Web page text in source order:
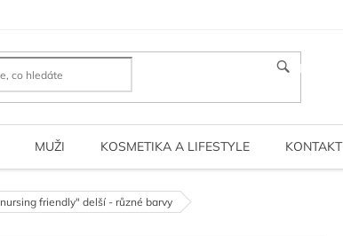
HLEDAT
MUŽI KOSMETIKA A LIFESTYLE KONTAKT
friendly" delší - různé barvy